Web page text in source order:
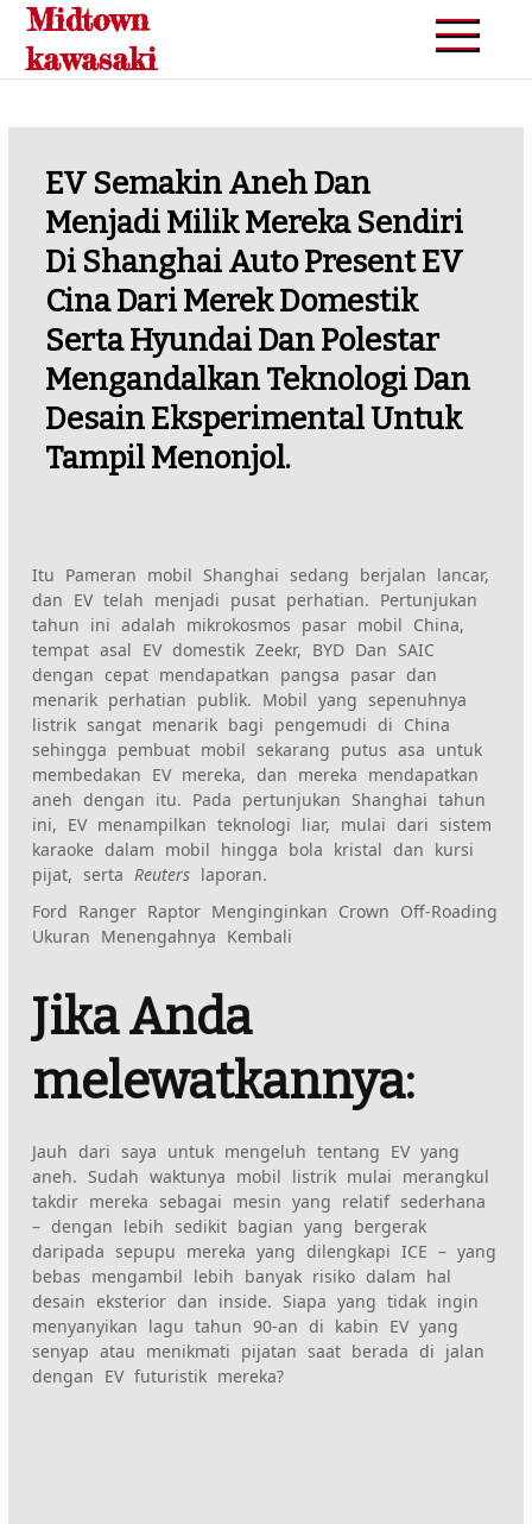
Skip
content
Midtown
kawasaki
EV Semakin Aneh Dan
Menjadi Milik Mereka Sendiri
Di Shanghai Auto Present EV
Cina Dari Merek Domestik
Serta Hyundai Dan Polestar
Mengandalkan Teknologi Dan
Desain Eksperimental Untuk
Tampil Menonjol.
Itu Pameran mobil Shanghai sedang berjalan lancar,
dan EV telah menjadi pusat perhatian. Pertunjukan
tahun ini adalah mikrokosmos pasar mobil China,
tempat asal EV domestikZeekr, BYD Dan SAIC
dengan cepat mendapatkan pangsa pasar dan
menarik perhatian publik. Mobil yang sepenuhnya
listrik sangat menarik bagi pengemudi di China
sehingga pembuat mobil sekarang putus asa untuk
membedakan EV mereka, dan mereka mendapatkan
aneh dengan itu. Pada pertunjukan Shanghai tahun
ini, EV menampilkan teknologi liar, mulai dari sistem
karaoke dalam mobil hingga bola kristal dan kursi
pijat, sertaReuters laporan.
Ford Ranger Raptor Menginginkan Crown Off-Roading
Ukuran Menengahnya Kembali
Jika Anda
melewatkannya:
Jauh dari saya untuk mengeluh tentang EV yang
aneh. Sudah waktunya mobil listrik mulai merangkul
takdir mereka sebagai mesin yang relatif sederhana
– dengan lebih sedikit bagian yang bergerak
daripada sepupu mereka yang dilengkapi ICE – yang
bebas mengambil lebih banyak risiko dalam hal
desain eksterior dan inside. Siapa yang tidak ingin
menyanyikan lagu tahun 90-an di kabin EV yang
senyap atau menikmati pijatan saat berada di jalan
dengan EV futuristik mereka?